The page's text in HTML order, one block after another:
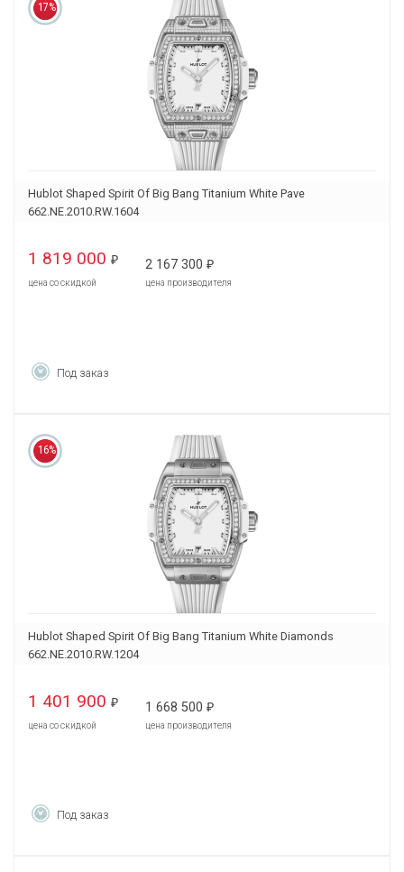
17%
Hublot Shaped Spirit Of Big Bang Titanium White Pave
662.NE.2010.RW.1604
1 819 000 ₽
цена со скидкой
2 167 300 ₽
цена производителя
Под заказ
16%
Hublot Shaped Spirit Of Big Bang Titanium White Diamonds
662.NE.2010.RW.1204
1 401 900 ₽
цена со скидкой
1 668 500 ₽
цена производителя
Под заказ